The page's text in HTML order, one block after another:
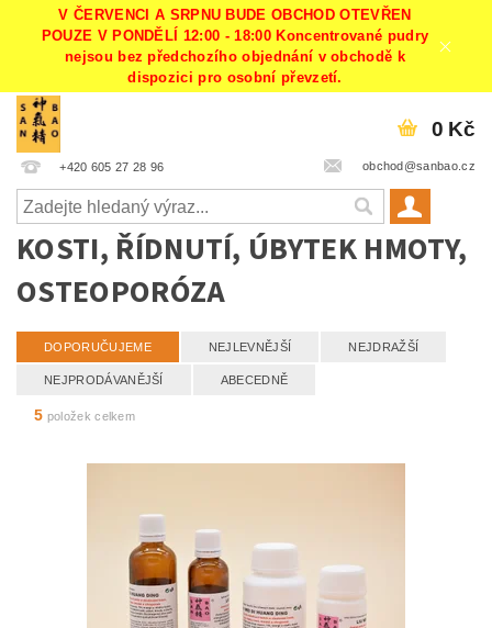
V ČERVENCI A SRPNU BUDE OBCHOD OTEVŘEN
POUZE V PONDĚLÍ 12:00 - 18:00 Koncentrované pudry
nejsou bez předchozího objednání v obchodě k
dispozici pro osobní převzetí.
+420 605 27 28 96 obchod@sanbao.cz
0 Kč
KOSTI, ŘÍDNUTÍ, ÚBYTEK HMOTY,
OSTEOPORÓZA
DOPORUČUJEME NEJLEVNĚJŠÍ NEJDRAŽŠÍ
NEJPRODÁVANĚJŠÍ ABECEDNĚ
5 položek celkem